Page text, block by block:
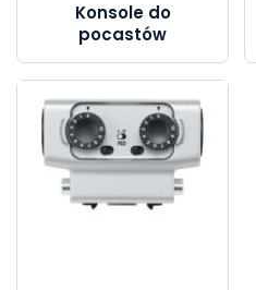
Konsole do
pocastów